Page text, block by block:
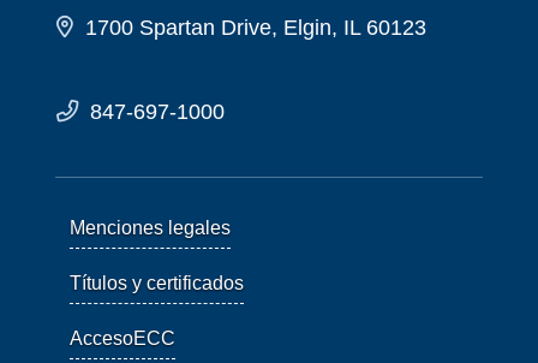
1700 Spartan Drive, Elgin, IL 60123
847-697-1000
Menciones legales
Títulos y certificados
AccesoECC